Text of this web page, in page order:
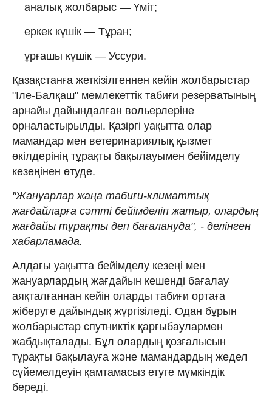
аналық жолбарыс — Үміт;
еркек күшік — Тұран;
ұрғашы күшік — Уссури.
Қазақстанға жеткізілгеннен кейін жолбарыстар
"Іле-Балқаш" мемлекеттік табиғи резерватының
арнайы дайындалған вольерлеріне
орналастырылды. Қазіргі уақытта олар
мамандар мен ветеринариялық қызмет
өкілдерінің тұрақты бақылауымен бейімделу
кезеңінен өтуде.
"Жануарлар жаңа табиғи-климаттық
жағдайларға сәтті бейімделіп жатыр, олардың
жағдайы тұрақты деп бағалануда", - делінген
хабарламада.
Алдағы уақытта бейімделу кезеңі мен
жануарлардың жағдайын кешенді бағалау
аяқталғаннан кейін оларды табиғи ортаға
жіберуге дайындық жүргізіледі. Одан бұрын
жолбарыстар спутниктік қарғыбаулармен
жабдықталады. Бұл олардың қозғалысын
тұрақты бақылауға және мамандардың жедел
сүйемелдеуін қамтамасыз етуге мүмкіндік
береді.